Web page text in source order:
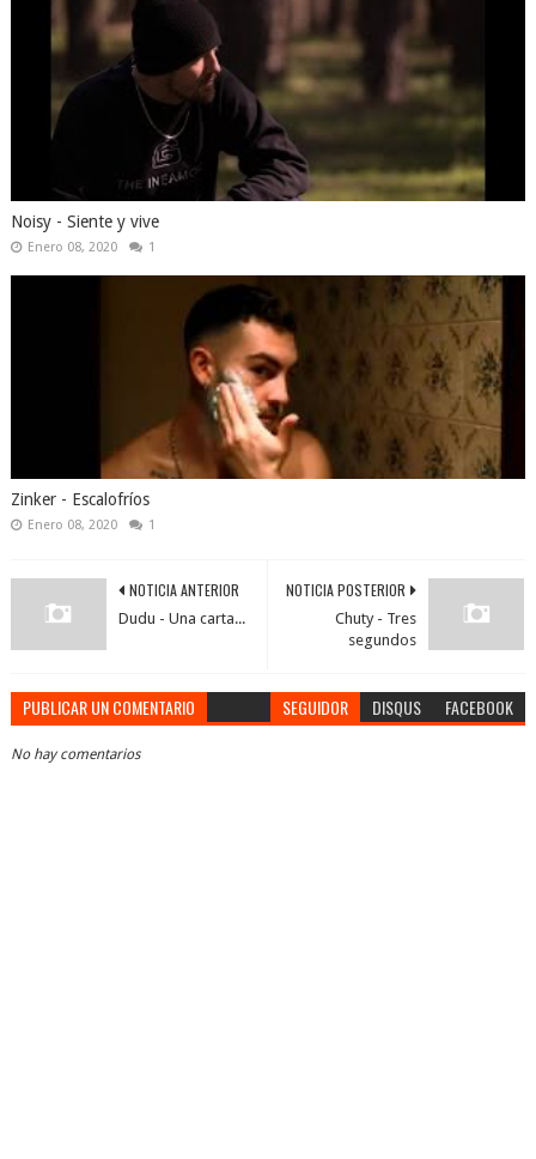
Noisy - Siente y vive
Enero 08, 2020 1
Zinker - Escalofríos
Enero 08, 2020 1
NOTICIA POSTERIOR
Chuty - Tres
segundos
NOTICIA ANTERIOR
Dudu - Una carta...
PUBLICAR UN COMENTARIO SEGUIDOR DISQUS FACEBOOK
No hay comentarios